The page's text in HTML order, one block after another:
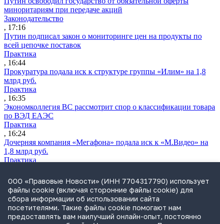
миноритариям при передаче акций
Законодательство
, 17:16
Путин подписал закон о мониторинге цен на продукты по
всей цепочке поставок
Практика
, 16:44
Прокуратура подала иск к структуре группы «Илим» на 1,8
млрд руб.
Практика
, 16:35
Экономколлегия ВС рассмотрит спор о классификации товара
по ВЭД ЕАЭС
Практика
, 16:24
Дочерняя компания «Мегафона» подала иск к «М.Видео» на
1,8 млрд руб.
Практика
СИП проверит отмену патента на систему управления
устройствами после возражений «Яндекса»
Практика
, 15:17
Суды 10 стран рассматривают иски российской «дочки»
Google о возврате дивидендов
ООО «Правовые Новости» (ИНН 7704317790) использует
файлы cookie (включая сторонние файлы cookie) для
сбора информации об использовании сайта
посетителями. Такие файлы cookie помогают нам
предоставлять вам наилучший онлайн-опыт, постоянно